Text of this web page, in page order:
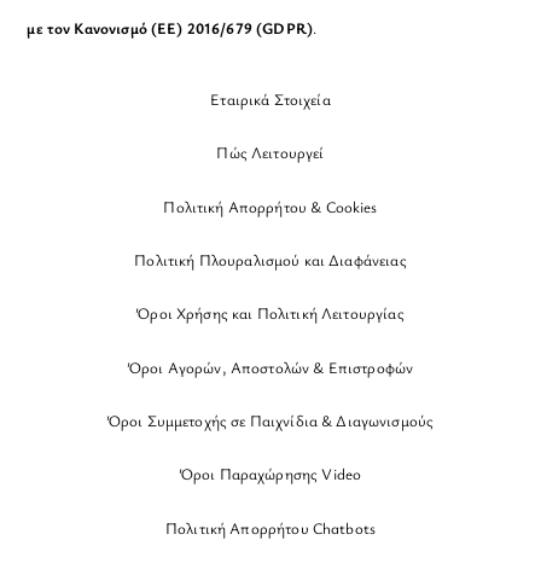
με τον Κανονισμό (ΕΕ) 2016/679 (GDPR).
Εταιρικά Στοιχεία
Πώς Λειτουργεί
Πολιτική Απορρήτου & Cookies
Πολιτική Πλουραλισμού και Διαφάνειας
Όροι Χρήσης και Πολιτική Λειτουργίας
Όροι Αγορών, Αποστολών & Επιστροφών
Όροι Συμμετοχής σε Παιχνίδια & Διαγωνισμούς
Όροι Παραχώρησης Video
Πολιτική Απορρήτου Chatbots